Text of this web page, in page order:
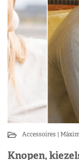
Accessoires
Knopen,